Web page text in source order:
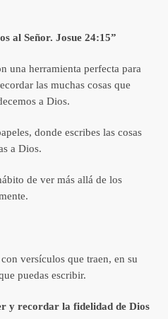
al Señor. Josue 24:15”
una herramienta perfecta para
las muchas cosas que
a Dios.
donde escribes las cosas
a Dios.
de ver más allá de los
versículos que traen, en su
puedas escribir.
y recordar la fidelidad de Dios